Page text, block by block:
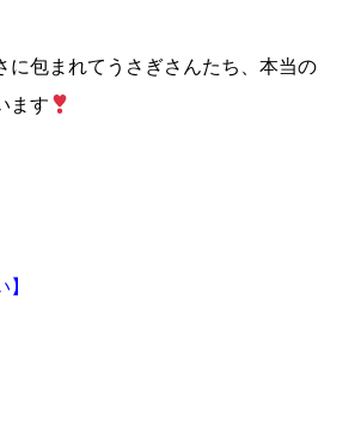
に包まれてうさぎさんたち、本当の
ます